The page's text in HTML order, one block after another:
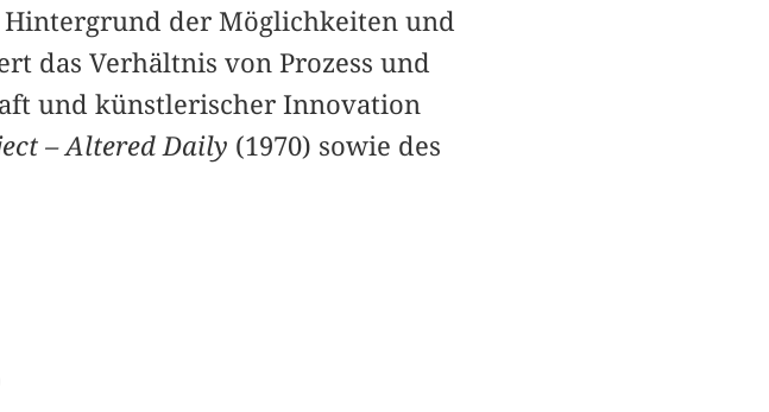
der Möglichkeiten und
das Verhältnis von Prozess und
und künstlerischer Innovation
– Altered Daily (1970) sowie des